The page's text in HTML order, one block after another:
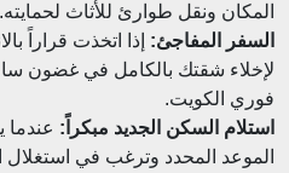
المكان ونقل طوارئ للأثاث لحمايته.
السفر المفاجئ: إذا اتخذت قراراً
لإخلاء شقتك بالكامل في غضون
فوري الكويت.
استلام السكن الجديد مبكراً: عندما
الموعد المحدد وترغب في